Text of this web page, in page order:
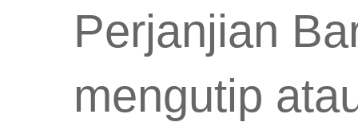
Perjanjian
mengutip